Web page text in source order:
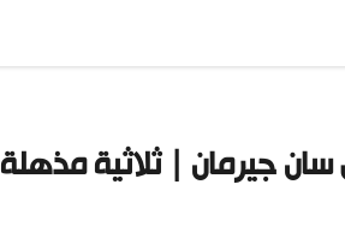
جيرمان | ثلاثية مذهلة